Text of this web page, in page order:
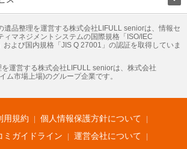
老人ホーム 地方創生 ママの就労支援
ディング 遺品整理 老後の暮らし情報
ービス
ン専門売却査定 不動産投資 アドバイザー
き家バンク 家賃相場 不動産会社
まちむすび
のお役立ち情報
LIFULL HOME'S PRESS
動産データ 不動産転職
遺品整理を運営する株式会社LIFULL seniorは、情報セ
ィマネジメントシステムの国際規格「ISO/IEC
および国内規格「JIS Q 27001」の認証を取得していま
運営する株式会社LIFULL seniorは、株式会社
ム市場上場)のグループ企業です。
用規約
個人情報保護方針について
ミガイドライン
運営会社について